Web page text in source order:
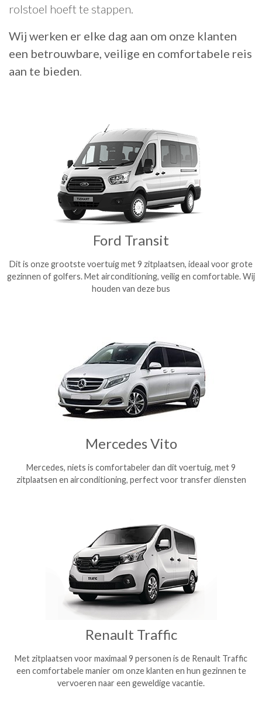
rolstoel hoeft te stappen.
Wij werken er elke dag aan om onze klanten
een betrouwbare, veilige en comfortabele reis
aan te bieden.
Ford Transit
Dit is onze grootste voertuig met 9 zitplaatsen, ideaal voor grote
gezinnen of golfers. Met airconditioning, veilig en comfortable. Wij
houden van deze bus
Mercedes Vito
Mercedes, niets is comfortabeler dan dit voertuig, met 9
zitplaatsen en airconditioning, perfect voor transfer diensten
Renault Traffic
Met zitplaatsen voor maximaal 9 personen is de Renault Traffic
een comfortabele manier om onze klanten en hun gezinnen te
vervoeren naar een geweldige vacantie.